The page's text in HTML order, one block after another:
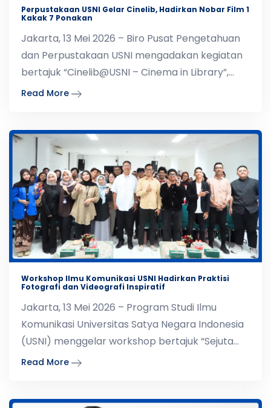
Perpustakaan USNI Gelar Cinelib, Hadirkan Nobar Film 1
Kakak 7 Ponakan
Jakarta, 13 Mei 2026 – Biro Pusat Pengetahuan
dan Perpustakaan USNI mengadakan kegiatan
bertajuk “Cinelib@USNI – Cinema in Library”,
sebuah p
Read More
Workshop Ilmu Komunikasi USNI Hadirkan Praktisi
Fotografi dan Videografi Inspiratif
Jakarta, 13 Mei 2026 – Program Studi Ilmu
Komunikasi Universitas Satya Negara Indonesia
(USNI) menggelar workshop bertajuk “Sejuta
Kreasi Lensa Ka
Read More